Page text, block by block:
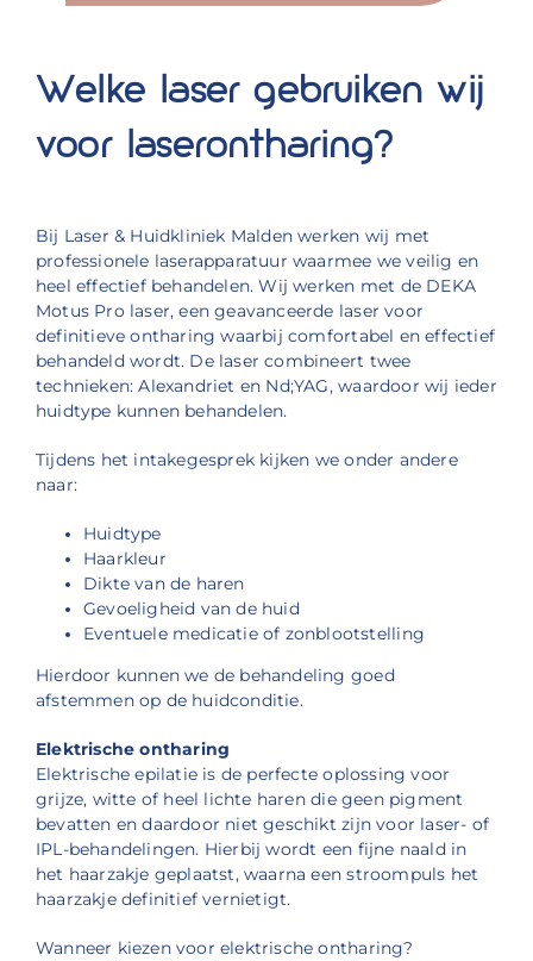
Welke laser gebruiken wij
voor laserontharing?
Bij Laser & Huidkliniek Malden werken wij met
professionele laserapparatuur waarmee we veilig en
heel effectief behandelen. Wij werken met de DEKA
Motus Pro laser, een geavanceerde laser voor
definitieve ontharing waarbij comfortabel en effectief
behandeld wordt. De laser combineert twee
technieken: Alexandriet en Nd;YAG, waardoor wij ieder
huidtype kunnen behandelen.
Tijdens het intakegesprek kijken we onder andere
naar:
Huidtype
Haarkleur
Dikte van de haren
Gevoeligheid van de huid
Eventuele medicatie of zonblootstelling
Hierdoor kunnen we de behandeling goed
afstemmen op de huidconditie.
Elektrische ontharing
Elektrische epilatie is de perfecte oplossing voor
grijze, witte of heel lichte haren die geen pigment
bevatten en daardoor niet geschikt zijn voor laser- of
IPL-behandelingen. Hierbij wordt een fijne naald in
het haarzakje geplaatst, waarna een stroompuls het
haarzakje definitief vernietigt.
Wanneer kiezen voor elektrische ontharing?